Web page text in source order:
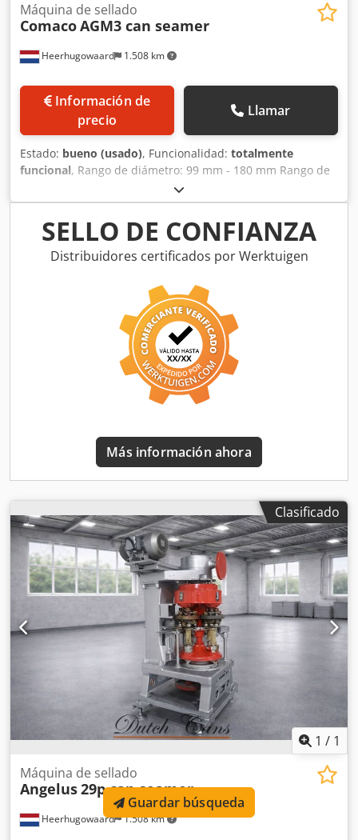
Heerhugowaard 1.508 km
Máquina de sellado
ComacoAGM3 can seamer
Información de
precio
Llamar
Estado: bueno (usado), Funcionalidad: totalmente
funcional, Rango de diámetro: 99 mm - 180 mm Rango de
altura: 90 mm - 250 mm Cabezas: 3 Capacidad de
producción: hasta 90 latas por minuto Dsdpst Dhv Ssfx
Aldowa Utillaje para aprox.: 153 mm
SELLO DE CONFIANZA
Distribuidores certificados por Werktuigen
Más información ahora
Clasificado
1 / 1
Heerhugowaard 1.508 km
Máquina de sellado
Angelus29p can seamer
Guardar búsqueda